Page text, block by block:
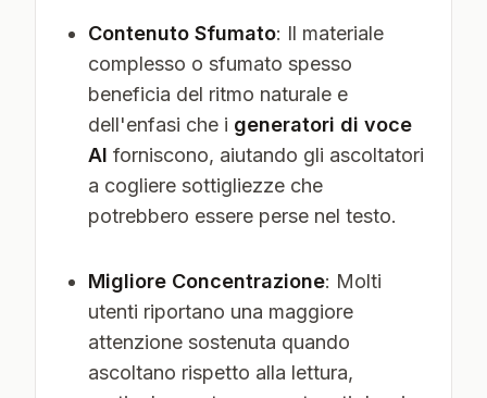
Contenuto Sfumato: Il materiale
complesso o sfumato spesso
beneficia del ritmo naturale e
dell'enfasi che i generatori di voce
AI forniscono, aiutando gli ascoltatori
a cogliere sottigliezze che
potrebbero essere perse nel testo.
Migliore Concentrazione: Molti
utenti riportano una maggiore
attenzione sostenuta quando
ascoltano rispetto alla lettura,